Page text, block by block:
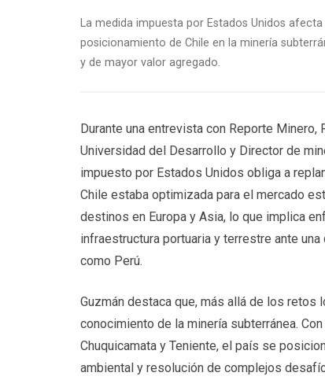
La medida impuesta por Estados Unidos
posicionamiento de Chile en la minería
y de mayor valor agregado.
Durante una entrevista con Reporte Minero,
Universidad del Desarrollo y Director de
impuesto por Estados Unidos obliga a
Chile estaba optimizada para el mercado
destinos en Europa y Asia, lo que implica
infraestructura portuaria y terrestre ante
como Perú.
Guzmán destaca que, más allá de los
conocimiento de la minería subterránea.
Chuquicamata y Teniente, el país se
ambiental y resolución de complejos